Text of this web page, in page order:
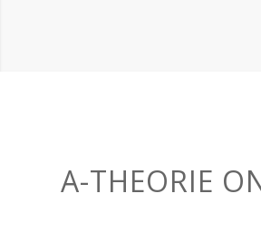
A-THEORIE